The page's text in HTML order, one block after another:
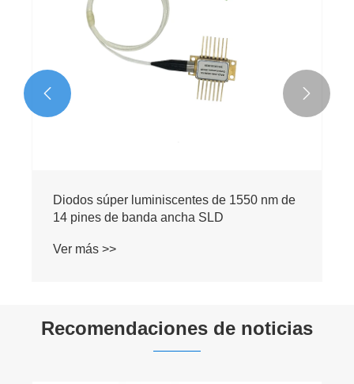
Diodos súper luminiscentes de 1550 nm de
14 pines de banda ancha SLD
Ver más >>
 
Recomendaciones de noticias